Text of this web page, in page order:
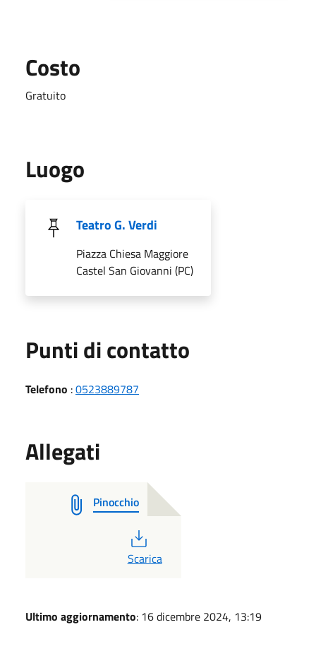
Costo
Gratuito
Luogo
Teatro G. Verdi
Piazza Chiesa Maggiore
Castel San Giovanni (PC)
Punti di contatto
Telefono :0523889787
Allegati
Pinocchio
PDF
Scarica
Ultimo aggiornamento: 16 dicembre 2024, 13:19